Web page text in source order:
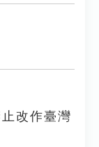
改作臺灣